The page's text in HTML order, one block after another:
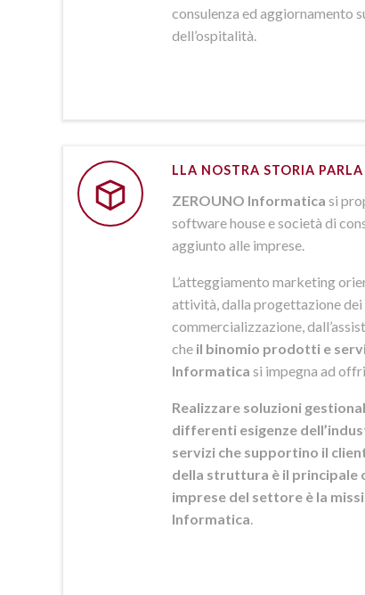
consulenza ed aggiornamento
dell’ospitalità.
LLA NOSTRA STORIA
ZEROUNO Informatica si
software house e società di
aggiunto alle imprese.
L’atteggiamento marketing
attività, dalla progettazione
commercializzazione,
che il binomio prodotti e
Informatica si impegna ad
Realizzare soluzioni
differenti esigenze
servizi che supportino il
della struttura è il principale
imprese del settore è la
Informatica